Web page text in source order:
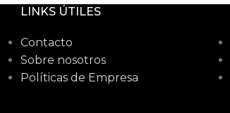
LINKS ÚTILES
Contacto
Sobre nosotros
Políticas de Empresa